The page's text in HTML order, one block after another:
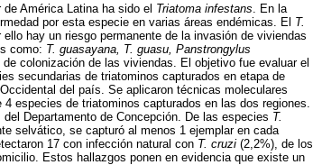
América Latina ha sido el Triatoma infestans . En la
por esta especie en varias áreas endémicas. El T.
hay un riesgo permanente de la invasión de viviendas
como: T. guasayana, T. guasu, Panstrongylus
colonización de las viviendas. El objetivo fue evaluar el
secundarias de triatominos capturados en etapa de
del país. Se aplicaron técnicas moleculares
especies de triatominos capturados en las dos regiones.
del Departamento de Concepción. De las especies T.
selvático, se capturó al menos 1 ejemplar en cada
17 con infección natural con T. cruzi (2,2%), de los
Estos hallazgos ponen en evidencia que existe un